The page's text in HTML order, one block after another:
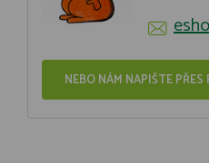
NEBO NÁM NAPIŠTE PŘES